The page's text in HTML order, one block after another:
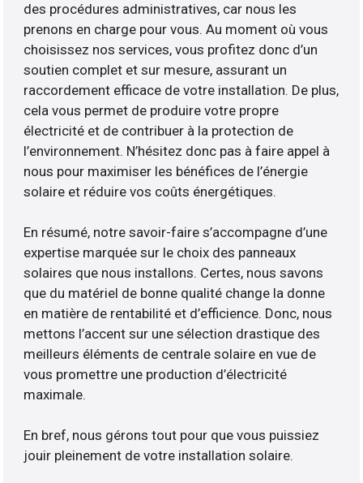
des procédures administratives, car nous les
prenons en charge pour vous. Au moment où vous
choisissez nos services, vous profitez donc d’un
soutien complet et sur mesure, assurant un
raccordement efficace de votre installation. De plus,
cela vous permet de produire votre propre
électricité et de contribuer à la protection de
l’environnement. N’hésitez donc pas à faire appel à
nous pour maximiser les bénéfices de l’énergie
solaire et réduire vos coûts énergétiques.
En résumé, notre savoir-faire s’accompagne d’une
expertise marquée sur le choix des panneaux
solaires que nous installons. Certes, nous savons
que du matériel de bonne qualité change la donne
en matière de rentabilité et d’efficience. Donc, nous
mettons l’accent sur une sélection drastique des
meilleurs éléments de centrale solaire en vue de
vous promettre une production d’électricité
maximale.
En bref, nous gérons tout pour que vous puissiez
jouir pleinement de votre installation solaire.